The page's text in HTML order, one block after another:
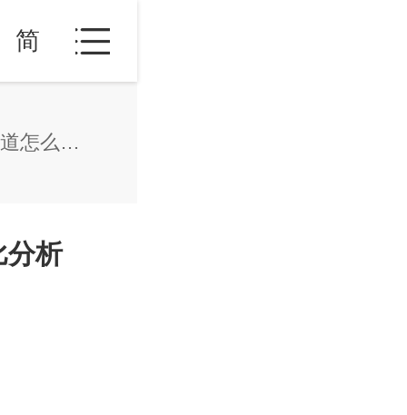
简
土耳其存款与购房移民两种渠道怎么选 对比分析 2026最新版 亚太环球专业解读
分析